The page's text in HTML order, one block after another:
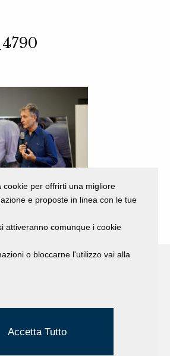
i.v.
cookie per offrirti una migliore
e proposte in linea con le tue
attiveranno comunque i cookie
o bloccarne l'utilizzo vai alla
Accetta Tutto